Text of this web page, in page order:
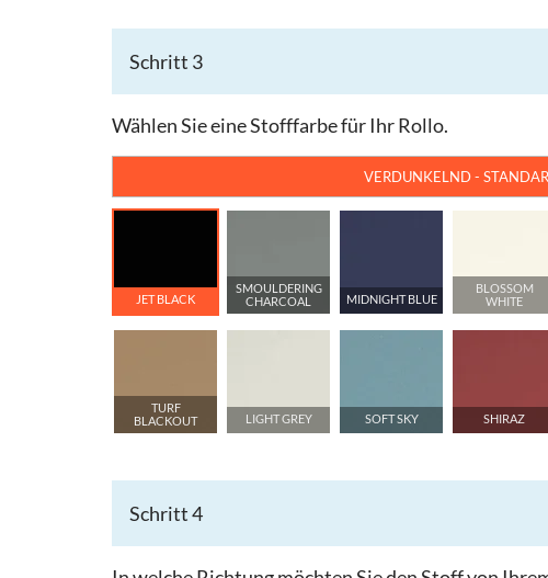
Schritt 3
Wählen Sie eine Stofffarbe für Ihr Rollo.
VERDUNKELND -
JET BLACK
SMOULDERING
CHARCOAL
MIDNIGHT BLUE
BLOSSOM
WHITE
TURF
BLACKOUT
LIGHT GREY SOFT SKY SHIRAZ
Schritt 4